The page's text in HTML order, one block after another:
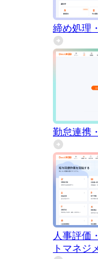
締め処理
勤怠連携
人事評価
トマネジ